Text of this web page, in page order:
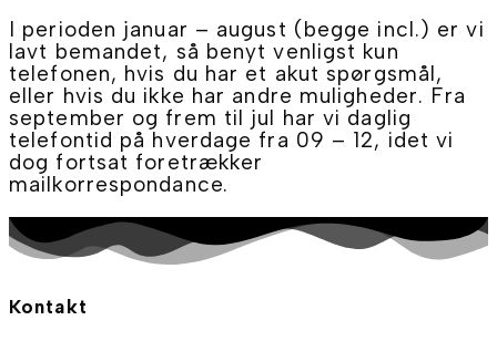
I perioden januar – august (begge incl.) er vi
lavt bemandet, så benyt venligst kun
telefonen, hvis du har et akut spørgsmål,
eller hvis du ikke har andre muligheder. Fra
september og frem til jul har vi daglig
telefontid på hverdage fra 09 – 12, idet vi
dog fortsat foretrækker
mailkorrespondance.
Kontakt